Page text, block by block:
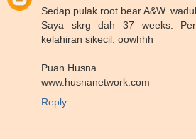
Sedap pulak root bear A&W.
Saya skrg dah 37 weeks.
kelahiran sikecil. oowhhh
Puan Husna
www.husnanetwork.com
Reply